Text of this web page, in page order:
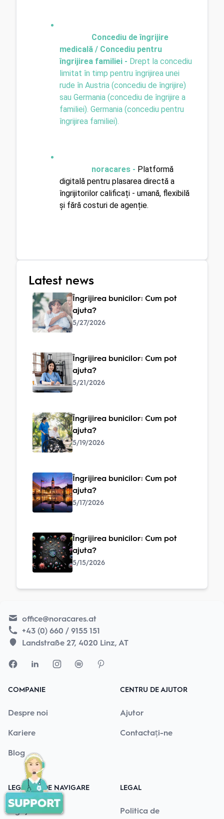
Concediu de îngrijire
medicală / Concediu pentru
îngrijirea familiei - Drept la concediu
limitat în timp pentru îngrijirea unei
rude în Austria (concediu de îngrijire)
sau Germania (concediu de îngrijire a
familiei). Germania (concediu pentru
îngrijirea familiei).
noracares - Platformă
digitală pentru plasarea directă a
îngrijitorilor calificați - umană, flexibilă
și fără costuri de agenție.
Latest news
Îngrijirea bunicilor: Cum pot
ajuta?
5/27/2026
Îngrijirea bunicilor: Cum pot
ajuta?
5/21/2026
Îngrijirea bunicilor: Cum pot
ajuta?
5/19/2026
Îngrijirea bunicilor: Cum pot
ajuta?
5/17/2026
Îngrijirea bunicilor: Cum pot
ajuta?
5/15/2026
office@noracares.at
+43 (0) 660 / 9155 151
Landstraße 27, 4020 Linz, AT
COMPANIE
Despre noi
Kariere
Blog
CENTRU DE AJUTOR
Ajutor
Contactați-ne
LEGĂTURI DE NAVIGARE
Îngrijitori
LEGAL
Politica de